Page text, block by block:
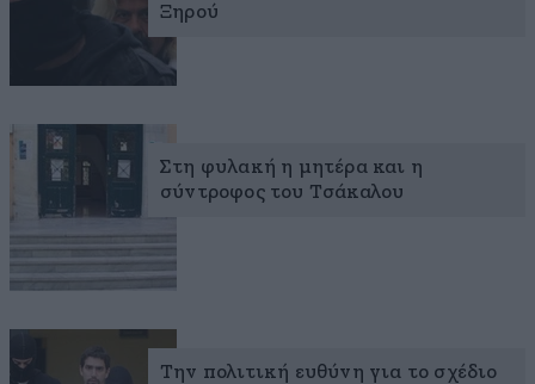
Ξηρού
Στη φυλακή η μητέρα και η
σύντροφος του Τσάκαλου
Την πολιτική ευθύνη για το σχέδιο